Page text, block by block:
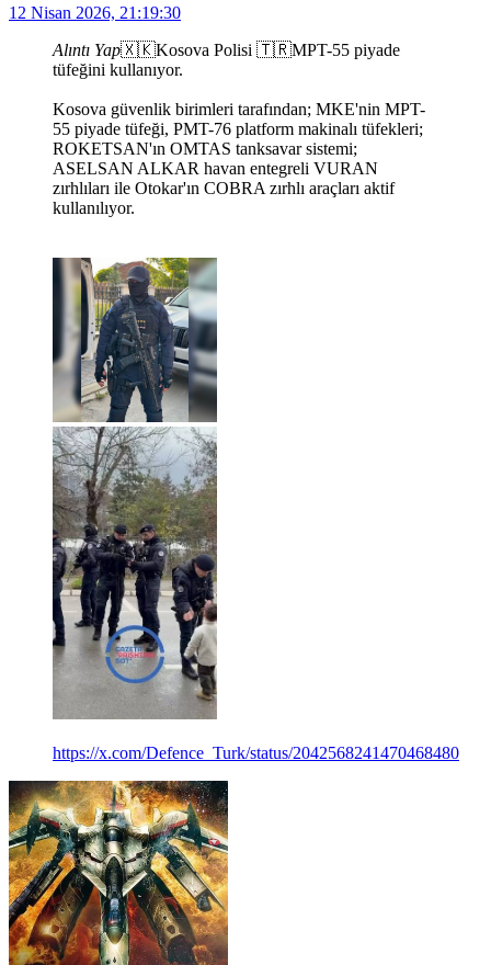
12 Nisan 2026, 21:19:30
Alıntı Yap🇽🇰Kosova Polisi 🇹🇷MPT-55 piyade
tüfeğini kullanıyor.
Kosova güvenlik birimleri tarafından; MKE'nin MPT-
55 piyade tüfeği, PMT-76 platform makinalı tüfekleri;
ROKETSAN'ın OMTAS tanksavar sistemi;
ASELSAN ALKAR havan entegreli VURAN
zırhlıları ile Otokar'ın COBRA zırhlı araçları aktif
kullanılıyor.
https://x.com/Defence_Turk/status/2042568241470468480